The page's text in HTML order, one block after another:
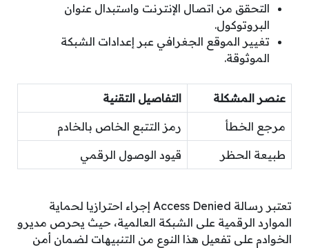
التحقق من اتصال الإنترنت واستبدال عنوان
البروتوكول.
تغيير الموقع الجغرافي عبر إعدادات الشبكة
الموثوقة.
عنصر المشكلة التفاصيل التقنية
مرجع الخطأ رمز التتبع الخاص بالخادم
طبيعة الحظر قيود الوصول الرقمي
تعتبر رسالة Access Denied إجراء احترازيا لحماية
الموارد الرقمية على الشبكة العالمية، حيث يحرص مديرو
الخوادم على تفعيل هذا النوع من التنبيهات لضمان أمن